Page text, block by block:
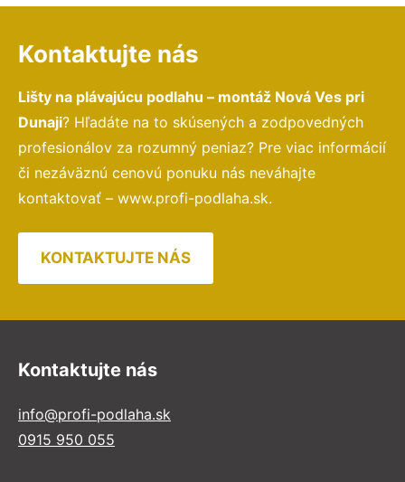
Kontaktujte nás
Lišty na plávajúcu podlahu – montáž Nová Ves pri
Dunaji? Hľadáte na to skúsených a zodpovedných
profesionálov za rozumný peniaz? Pre viac informácií
či nezáväznú cenovú ponuku nás neváhajte
kontaktovať – www.profi-podlaha.sk.
KONTAKTUJTE NÁS
Kontaktujte nás
info@profi-podlaha.sk
0915 950 055